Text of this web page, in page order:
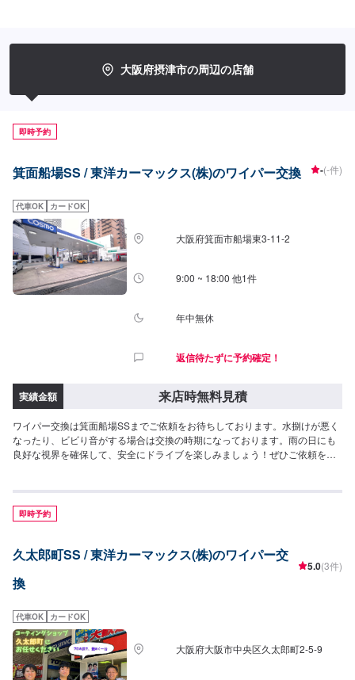
大阪府摂津市の周辺の店舗
即時予約
箕面船場SS / 東洋カーマックス(株)のワイパー交換 -(-件)
代車OK カードOK
大阪府箕面市船場東3-11-2
9:00 ~ 18:00 他1件
年中無休
返信待たずに予約確定！
実績金額 来店時無料見積
ワイパー交換は箕面船場SSまでご依頼をお待ちしております。水捌けが悪く
なったり、ビビり音がする場合は交換の時期になっております。雨の日にも
良好な視界を確保して、安全にドライブを楽しみましょう！ぜひご依頼をお
即時予約
久太郎町SS / 東洋カーマックス(株)のワイパー交
換
5.0(3件)
代車OK カードOK
大阪府大阪市中央区久太郎町2-5-9